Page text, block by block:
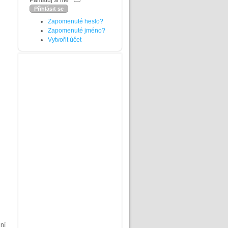
Zapomenuté heslo?
Zapomenuté jméno?
Vytvořit účet